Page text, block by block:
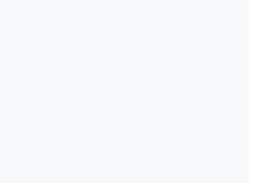
ERKENNING